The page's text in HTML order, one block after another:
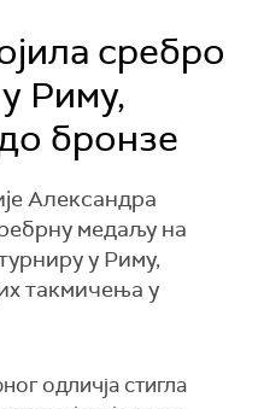
сребро
Риму,
бронзе
Александра
медаљу на
у Риму,
такмичења у
одличја стигла